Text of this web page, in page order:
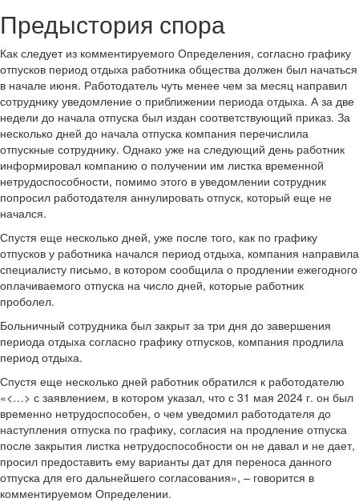
Предыстория спора
Как следует из комментируемого Определения, согласно графику
отпусков период отдыха работника общества должен был начаться
в начале июня. Работодатель чуть менее чем за месяц направил
сотруднику уведомление о приближении периода отдыха. А за две
недели до начала отпуска был издан соответствующий приказ. За
несколько дней до начала отпуска компания перечислила
отпускные сотруднику. Однако уже на следующий день работник
информировал компанию о получении им листка временной
нетрудоспособности, помимо этого в уведомлении сотрудник
попросил работодателя аннулировать отпуск, который еще не
начался.
Спустя еще несколько дней, уже после того, как по графику
отпусков у работника начался период отдыха, компания направила
специалисту письмо, в котором сообщила о продлении ежегодного
оплачиваемого отпуска на число дней, которые работник
проболел.
Больничный сотрудника был закрыт за три дня до завершения
периода отдыха согласно графику отпусков, компания продлила
период отдыха.
Спустя еще несколько дней работник обратился к работодателю
«<…> с заявлением, в котором указал, что с 31 мая 2024 г. он был
временно нетрудоспособен, о чем уведомил работодателя до
наступления отпуска по графику, согласия на продление отпуска
после закрытия листка нетрудоспособности он не давал и не дает,
просил предоставить ему варианты дат для переноса данного
отпуска для его дальнейшего согласования», – говорится в
комментируемом Определении.